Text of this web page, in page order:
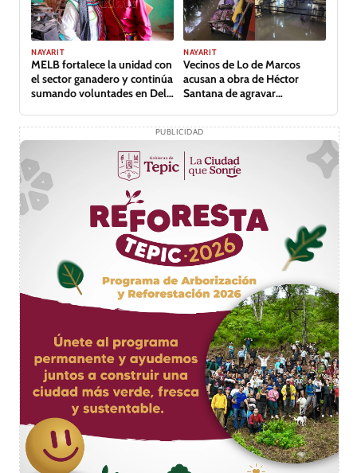
NAYARIT
MELB fortalece la unidad con
el sector ganadero y continúa
sumando voluntades en Del
NAYARIT
Vecinos de Lo de Marcos
acusan a obra de Héctor
Santana de agravar
PUBLICIDAD